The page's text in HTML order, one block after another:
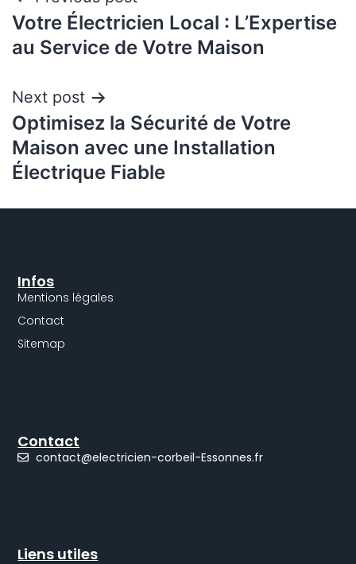
Votre Électricien Local : L’Expertise
au Service de Votre Maison
Next post
Optimisez la Sécurité de Votre
Maison avec une Installation
Électrique Fiable
Infos
Mentions légales
Contact
Sitemap
Liens utiles
Contact
contact@electricien-corbeil-Essonnes.fr